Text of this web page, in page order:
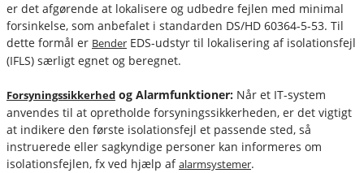
er det afgørende at lokalisere og udbedre fejlen med minimal
forsinkelse, som anbefalet i standarden DS/HD 60364-5-53. Til
dette formål er Bender EDS-udstyr til lokalisering af isolationsfejl
(IFLS) særligt egnet og beregnet.
Forsyningssikkerhed og Alarmfunktioner: Når et IT-system
anvendes til at opretholde forsyningssikkerheden, er det vigtigt
at indikere den første isolationsfejl et passende sted, så
instruerede eller sagkyndige personer kan informeres om
isolationsfejlen, fx ved hjælp afalarmsystemer.